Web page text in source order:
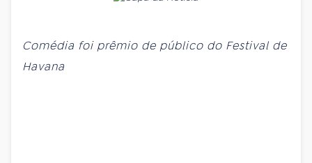
Comédia foi prêmio de público do Festival de
Havana